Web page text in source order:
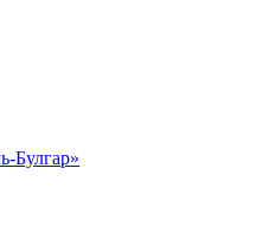
Булгар»